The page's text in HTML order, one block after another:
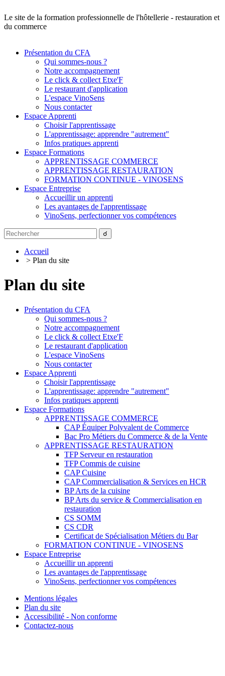
Le site de la formation professionnelle de l'hôtellerie - restauration et
du commerce
Présentation du CFA
Qui sommes-nous ?
Notre accompagnement
Le click & collect Etxe'F
Le restaurant d'application
L'espace VinoSens
Nous contacter
Espace Apprenti
Choisir l'apprentissage
L'apprentissage: apprendre "autrement"
Infos pratiques apprenti
Espace Formations
APPRENTISSAGE COMMERCE
APPRENTISSAGE RESTAURATION
FORMATION CONTINUE - VINOSENS
Espace Entreprise
Accueillir un apprenti
Les avantages de l'apprentissage
VinoSens, perfectionner vos compétences
Accueil
> Plan du site
Plan du site
Présentation du CFA
Qui sommes-nous ?
Notre accompagnement
Le click & collect Etxe'F
Le restaurant d'application
L'espace VinoSens
Nous contacter
Espace Apprenti
Choisir l'apprentissage
L'apprentissage: apprendre "autrement"
Infos pratiques apprenti
Espace Formations
APPRENTISSAGE COMMERCE
CAP Équiper Polyvalent de Commerce
Bac Pro Métiers du Commerce & de la Vente
APPRENTISSAGE RESTAURATION
TFP Serveur en restauration
TFP Commis de cuisine
CAP Cuisine
CAP Commercialisation & Services en HCR
BP Arts de la cuisine
BP Arts du service & Commercialisation en
restauration
CS SOMM
CS CDR
Certificat de Spécialisation Métiers du Bar
FORMATION CONTINUE - VINOSENS
Espace Entreprise
Accueillir un apprenti
Les avantages de l'apprentissage
VinoSens, perfectionner vos compétences
Mentions légales
Plan du site
Accessibilité - Non conforme
Contactez-nous